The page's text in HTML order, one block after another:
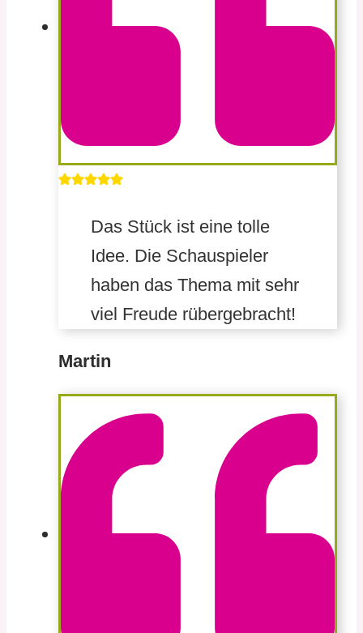
Das Stück ist eine tolle
Idee. Die Schauspieler
haben das Thema mit sehr
viel Freude rübergebracht!
Martin